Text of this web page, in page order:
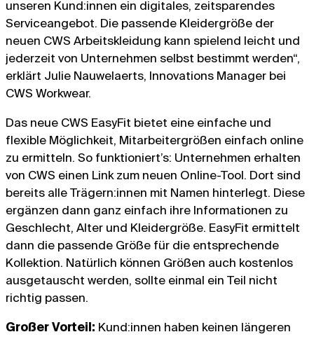
unseren Kund:innen ein digitales, zeitsparendes
Serviceangebot. Die passende Kleidergröße der
neuen CWS Arbeitskleidung kann spielend leicht und
jederzeit von Unternehmen selbst bestimmt werden“,
erklärt Julie Nauwelaerts, Innovations Manager bei
CWS Workwear.
Das neue CWS EasyFit bietet eine einfache und
flexible Möglichkeit, Mitarbeitergrößen einfach online
zu ermitteln. So funktioniert’s: Unternehmen erhalten
von CWS einen Link zum neuen Online-Tool. Dort sind
bereits alle Trägern:innen mit Namen hinterlegt. Diese
ergänzen dann ganz einfach ihre Informationen zu
Geschlecht, Alter und Kleidergröße. EasyFit ermittelt
dann die passende Größe für die entsprechende
Kollektion. Natürlich können Größen auch kostenlos
ausgetauscht werden, sollte einmal ein Teil nicht
richtig passen.
Großer Vorteil: Kund:innen haben keinen längeren